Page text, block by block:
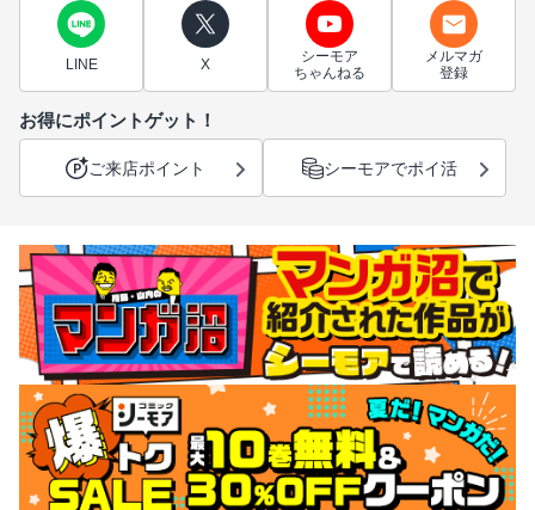
LINE X
シーモア
ちゃんねる
メルマガ
登録
お得にポイントゲット！
ご来店ポイント シーモアでポイ活